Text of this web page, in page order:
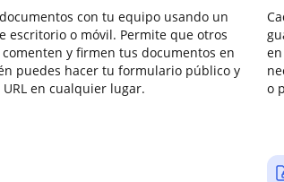
con tu equipo usando un
escritorio o móvil. Permite que otros
y firmen tus documentos en
puedes hacer tu formulario público y
en cualquier lugar.
o